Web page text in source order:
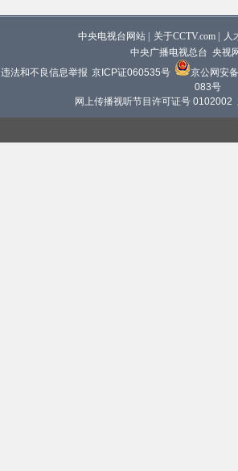
中央电视台网站 关于CCTV.com
人
中央广播电视总台 央视
违法和不良信息举报 京ICP证060535号
京公网安
083号
网上传播视听节目许可证号